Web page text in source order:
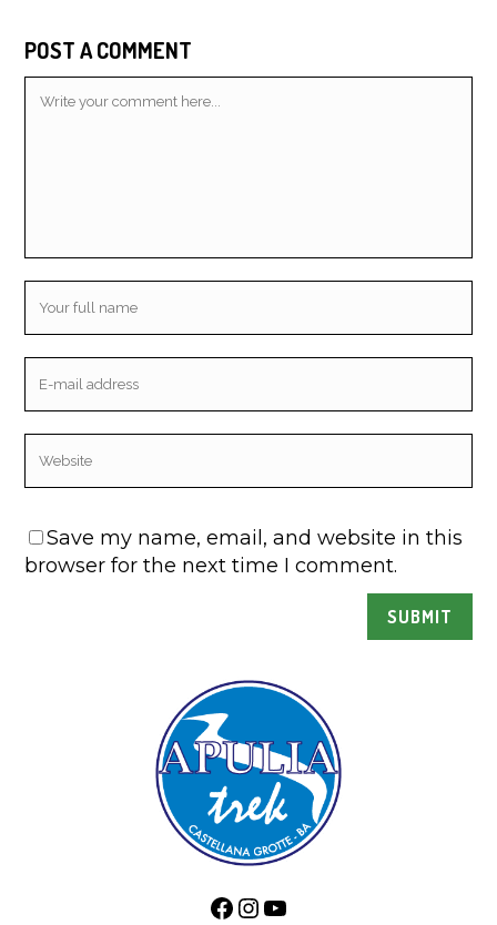
POST A COMMENT
Save my name, email, and website in this
browser for the next time I comment.
Facebook
Instagram
YouTube